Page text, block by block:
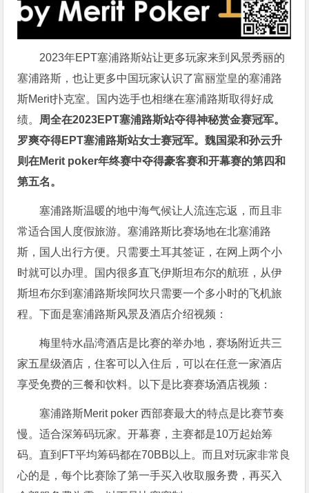
2023年EPT塞浦路斯站让更多玩家来到风景秀丽的
塞浦路斯，也让更多中国玩家认识了富丽堂皇的塞浦路
斯Merit扑克室。国内选手也相继在塞浦路斯取得好成
绩。 周全在2023EPT塞浦路斯站夺得神秘赏金赛冠军。
罗爽夺得EPT塞浦路斯站女士赛冠军。魏国梁和孙云升
则在Merit poker年终赛中夺得豪客赛和开幕赛的第四和
第五名。
塞浦路斯温暖的地中海气候让人流连忘返，而且非
常适合国人度假旅游。塞浦路斯比赛场地在北塞浦路
斯，国人出行方便。只需要土耳其签证，在网上两个小
时就可以办理。国内很多直飞伊斯坦布尔的航班，从伊
斯坦布尔到塞浦路斯埃阿坎只需要一个多小时的飞机旅
程。下面是塞浦路斯风景及酒店介绍视频：
梅里特水晶湾酒店是比赛的举办地，赛场附近共三
家五星级酒店，住客可以入住后，可以在任意一家酒店
享受免费的三餐和饮料。以下是比赛赛场酒店视频：
塞浦路斯Merit poker 西部赛最大的特点是比赛节奏
慢。适合深筹码玩家。开幕赛，主赛都是10万起始筹
码。直到FT平均筹码都在70BB以上。而且对玩家非常良
心的是，每个比赛除了第一手买入收取服务费，再买入